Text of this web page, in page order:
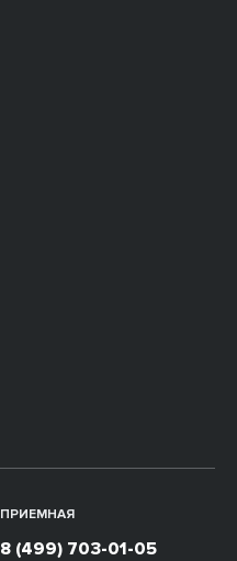
ПРИЕМНАЯ
8 (499) 703-01-05